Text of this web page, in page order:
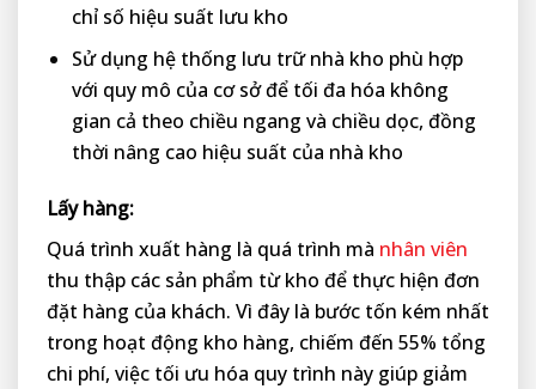
chỉ số hiệu suất lưu kho
Sử dụng hệ thống lưu trữ nhà kho phù hợp
với quy mô của cơ sở để tối đa hóa không
gian cả theo chiều ngang và chiều dọc, đồng
thời nâng cao hiệu suất của nhà kho
Lấy hàng:
Quá trình xuất hàng là quá trình mà nhân viên
thu thập các sản phẩm từ kho để thực hiện đơn
đặt hàng của khách. Vì đây là bước tốn kém nhất
trong hoạt động kho hàng, chiếm đến 55% tổng
chi phí, việc tối ưu hóa quy trình này giúp giảm